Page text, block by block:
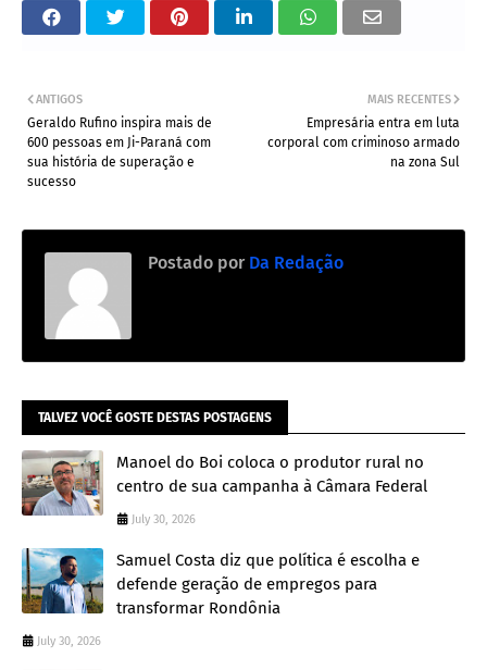
MAIS RECENTES
Empresária entra em luta
corporal com criminoso armado
na zona Sul
ANTIGOS
Geraldo Rufino inspira mais de
600 pessoas em Ji-Paraná com
sua história de superação e
sucesso
Postado por Da Redação
TALVEZ VOCÊ GOSTE DESTAS POSTAGENS
Manoel do Boi coloca o produtor rural no
centro de sua campanha à Câmara Federal
July 30, 2026
Samuel Costa diz que política é escolha e
defende geração de empregos para
transformar Rondônia
July 30, 2026